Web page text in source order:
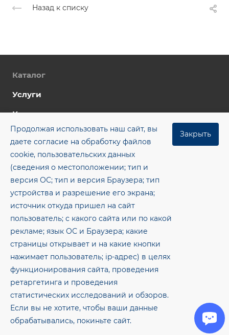
Назад к списку
Каталог
Услуги
Компания
Цены
Контакты
Блог
+7 (8482) 955‒462
office@gkmsp.ru
445043, Самарская обл., г. Тольятти, ОЭЗ ППТ тер.,
© 2026 Метсервис — Электросварные прямошовные
Политика конфиденциальности
Согласие на обработку персональных данных
Карта сайта Разработано в RuMaster
Продолжая использовать наш сайт, вы
даете согласие на обработку файлов
cookie, пользовательских данных
(сведения о местоположении; тип и
версия ОС; тип и версия Браузера; тип
устройства и разрешение его экрана;
источник откуда пришел на сайт
пользователь; с какого сайта или по какой
рекламе; язык ОС и Браузера; какие
страницы открывает и на какие кнопки
нажимает пользователь; ip-адрес) в целях
функционирования сайта, проведения
ретаргетинга и проведения
статистических исследований и обзоров.
Если вы не хотите, чтобы ваши данные
обрабатывались, покиньте сайт.
Закрыть